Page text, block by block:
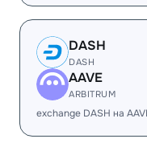
DASH
DASH
AAVE
ARBITRUM
exchange DASH на